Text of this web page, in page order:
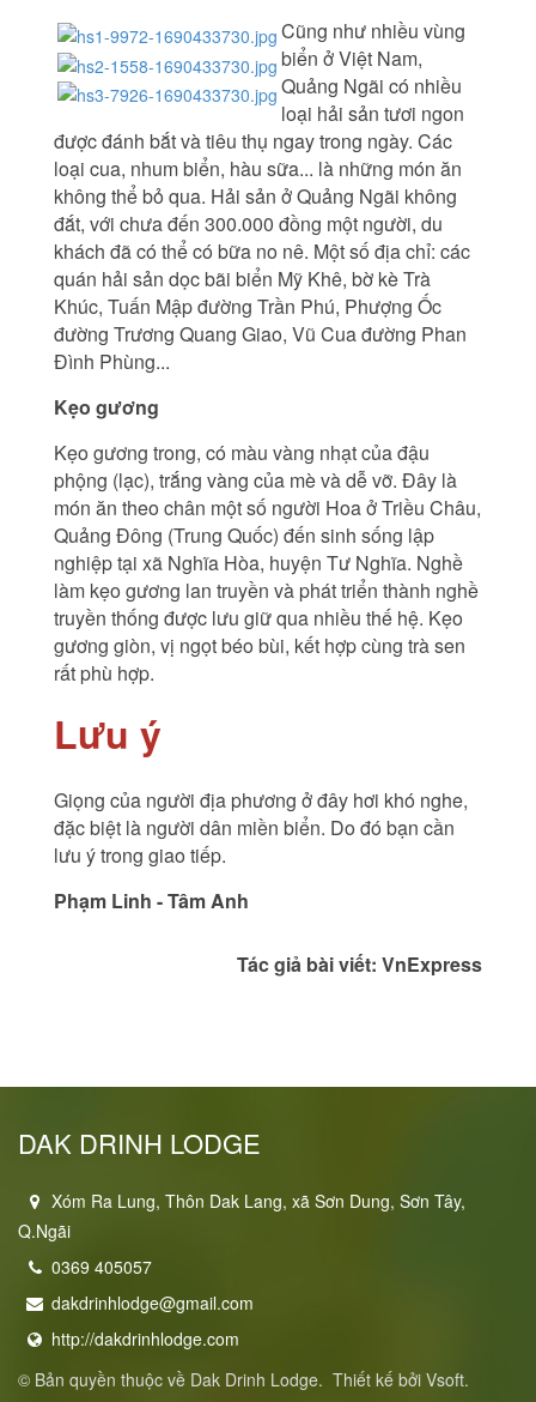
Cũng như nhiều vùng
biển ở Việt Nam,
Quảng Ngãi có nhiều
loại hải sản tươi ngon
được đánh bắt và tiêu thụ ngay trong ngày. Các
loại cua, nhum biển, hàu sữa... là những món ăn
không thể bỏ qua. Hải sản ở Quảng Ngãi không
đắt, với chưa đến 300.000 đồng một người, du
khách đã có thể có bữa no nê. Một số địa chỉ: các
quán hải sản dọc bãi biển Mỹ Khê, bờ kè Trà
Khúc, Tuấn Mập đường Trần Phú, Phượng Ốc
đường Trương Quang Giao, Vũ Cua đường Phan
Đình Phùng...
Kẹo gương
Kẹo gương trong, có màu vàng nhạt của đậu
phộng (lạc), trắng vàng của mè và dễ vỡ. Đây là
món ăn theo chân một số người Hoa ở Triều Châu,
Quảng Đông (Trung Quốc) đến sinh sống lập
nghiệp tại xã Nghĩa Hòa, huyện Tư Nghĩa. Nghề
làm kẹo gương lan truyền và phát triển thành nghề
truyền thống được lưu giữ qua nhiều thế hệ. Kẹo
gương giòn, vị ngọt béo bùi, kết hợp cùng trà sen
rất phù hợp.
Lưu ý
Giọng của người địa phương ở đây hơi khó nghe,
đặc biệt là người dân miền biển. Do đó bạn cần
lưu ý trong giao tiếp.
Phạm Linh - Tâm Anh
Tác giả bài viết: VnExpress
DAK DRINH LODGE
Xóm Ra Lung, Thôn Dak Lang, xã Sơn Dung, Sơn Tây,
Q.Ngãi
0369 405057
dakdrinhlodge@gmail.com
http://dakdrinhlodge.com
© Bản quyền thuộc về Dak Drinh Lodge. Thiết kế bởi Vsoft.